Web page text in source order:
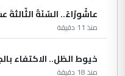
عاشُورْاءُ.. السّنَةُ
منذ 11 دقيقة
خيوط الظل.. الاكتفاء
منذ 18 دقيقة